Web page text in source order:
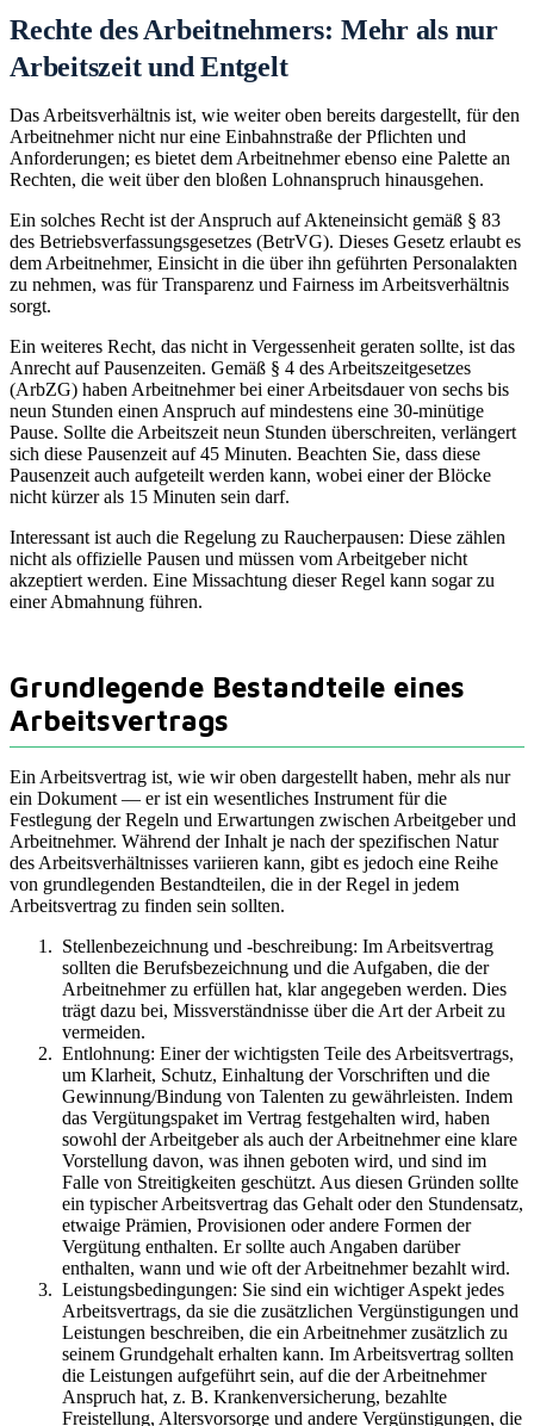
Rechte des Arbeitnehmers: Mehr als nur
Arbeitszeit und Entgelt
Das Arbeitsverhältnis ist, wie weiter oben bereits dargestellt, für den
Arbeitnehmer nicht nur eine Einbahnstraße der Pflichten und
Anforderungen; es bietet dem Arbeitnehmer ebenso eine Palette an
Rechten, die weit über den bloßen Lohnanspruch hinausgehen.
Ein solches Recht ist der Anspruch auf Akteneinsicht gemäß § 83
des Betriebsverfassungsgesetzes (BetrVG). Dieses Gesetz erlaubt es
dem Arbeitnehmer, Einsicht in die über ihn geführten Personalakten
zu nehmen, was für Transparenz und Fairness im Arbeitsverhältnis
sorgt.
Ein weiteres Recht, das nicht in Vergessenheit geraten sollte, ist das
Anrecht auf Pausenzeiten. Gemäß § 4 des Arbeitszeitgesetzes
(ArbZG) haben Arbeitnehmer bei einer Arbeitsdauer von sechs bis
neun Stunden einen Anspruch auf mindestens eine 30-minütige
Pause. Sollte die Arbeitszeit neun Stunden überschreiten, verlängert
sich diese Pausenzeit auf 45 Minuten. Beachten Sie, dass diese
Pausenzeit auch aufgeteilt werden kann, wobei einer der Blöcke
nicht kürzer als 15 Minuten sein darf.
Interessant ist auch die Regelung zu Raucherpausen: Diese zählen
nicht als offizielle Pausen und müssen vom Arbeitgeber nicht
akzeptiert werden. Eine Missachtung dieser Regel kann sogar zu
einer Abmahnung führen.
Grundlegende Bestandteile eines
Arbeitsvertrags
Ein Arbeitsvertrag ist, wie wir oben dargestellt haben, mehr als nur
ein Dokument — er ist ein wesentliches Instrument für die
Festlegung der Regeln und Erwartungen zwischen Arbeitgeber und
Arbeitnehmer. Während der Inhalt je nach der spezifischen Natur
des Arbeitsverhältnisses variieren kann, gibt es jedoch eine Reihe
von grundlegenden Bestandteilen, die in der Regel in jedem
Arbeitsvertrag zu finden sein sollten.
Stellenbezeichnung und -beschreibung: Im Arbeitsvertrag
sollten die Berufsbezeichnung und die Aufgaben, die der
Arbeitnehmer zu erfüllen hat, klar angegeben werden. Dies
trägt dazu bei, Missverständnisse über die Art der Arbeit zu
vermeiden.
Entlohnung: Einer der wichtigsten Teile des Arbeitsvertrags,
um Klarheit, Schutz, Einhaltung der Vorschriften und die
Gewinnung/Bindung von Talenten zu gewährleisten. Indem
das Vergütungspaket im Vertrag festgehalten wird, haben
sowohl der Arbeitgeber als auch der Arbeitnehmer eine klare
Vorstellung davon, was ihnen geboten wird, und sind im
Falle von Streitigkeiten geschützt. Aus diesen Gründen sollte
ein typischer Arbeitsvertrag das Gehalt oder den Stundensatz,
etwaige Prämien, Provisionen oder andere Formen der
Vergütung enthalten. Er sollte auch Angaben darüber
enthalten, wann und wie oft der Arbeitnehmer bezahlt wird.
Leistungsbedingungen: Sie sind ein wichtiger Aspekt jedes
Arbeitsvertrags, da sie die zusätzlichen Vergünstigungen und
Leistungen beschreiben, die ein Arbeitnehmer zusätzlich zu
seinem Grundgehalt erhalten kann. Im Arbeitsvertrag sollten
die Leistungen aufgeführt sein, auf die der Arbeitnehmer
Anspruch hat, z. B. Krankenversicherung, bezahlte
Freistellung, Altersvorsorge und andere Vergünstigungen, die